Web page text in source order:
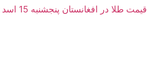
قیمت طلا در افغانستان پنجشنبه 15 اسد ۱۴۰۵ | نرخ زنده کابل و هرات